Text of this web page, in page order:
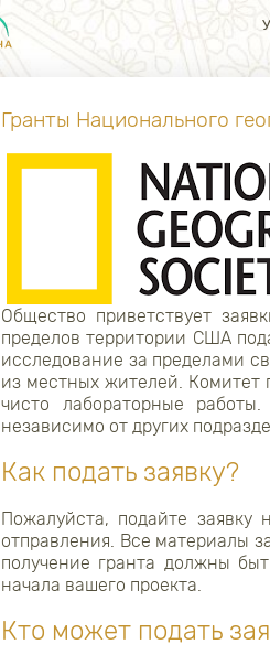
Гранты Национального
Общество приветствует
пределов территории США
исследование за пределами
из местных жителей. Комитет
чисто лабораторные
независимо от других
Как подать заявку?
Пожалуйста, подайте
отправления. Все материалы
получение гранта должны
начала вашего проекта.
Кто может подать